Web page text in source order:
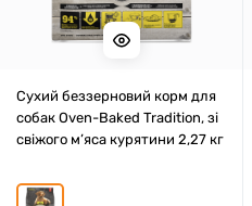
Сухий беззерновий корм для
собак Oven-Baked Tradition, зі
свіжого м’яса курятини 2,27 кг